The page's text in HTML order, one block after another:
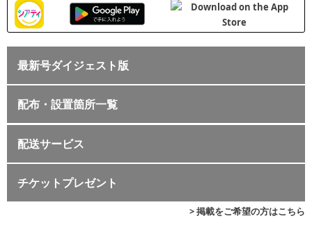
最新号ダイジェスト版
配布・設置箇所一覧
配送サービス
チケットプレゼント
> 掲載をご希望の方はこちら